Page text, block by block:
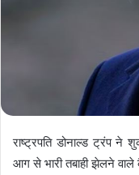
राष्ट्रपति डोनाल्ड ट्रंप ने
आग से भारी तबाही झेलने वाले